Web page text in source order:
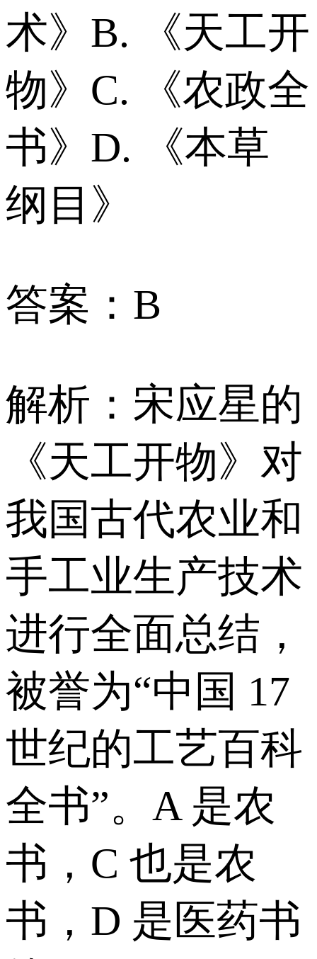
术》B. 《天工开
物》C. 《农政全
书》D. 《本草
纲目》
答案：B
解析：宋应星的
《天工开物》对
我国古代农业和
手工业生产技术
进行全面总结，
被誉为“中国 17
世纪的工艺百科
全书”。A 是农
书，C 也是农
书，D 是医药书